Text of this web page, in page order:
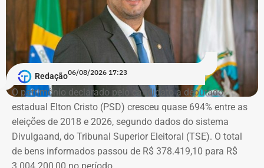
Schiller Thompson-Flores. Em setembro do ano seguinte,
a Justiça do Rio o condenou a três anos de prisão em
regime semiaberto.
Em conversa com o TEMPO REAL RJ, Cristiane analisa o
que ainda falta às mulheres na hora de denunciar os
companheiros por violência doméstica.
“Creio que duas coisas ainda impedem as mulheres de
seguirem adiante nesta batalha. A vergonha e o medo.
Porque é necessário ter mais do que coragem para seguir
Redação06/08/2026 17:23
O patrimônio declarado pelo candidato a deputado
estadual Elton Cristo (PSD) cresceu quase 694% entre as
eleições de 2018 e 2026, segundo dados do sistema
Divulgaand, do Tribunal Superior Eleitoral (TSE). O total
de bens informados passou de R$ 378.419,10 para R$